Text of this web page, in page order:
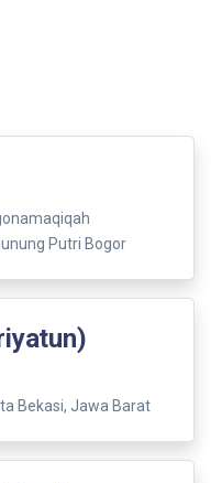
Putri Bogor
Bekasi, Jawa Barat